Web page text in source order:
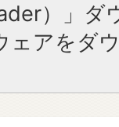
）」ダ
ェアをダ